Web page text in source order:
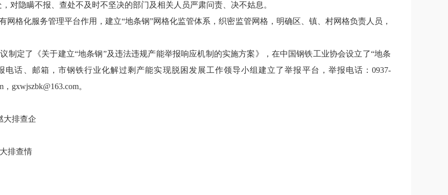
对隐瞒不报、查处不及时不坚决的部门及相关人员严肃问责、决不姑息。
网格化服务管理平台作用，建立“地条钢”网格化监管体系，织密监管网格，明确区、镇、村网格负责人员，
制定了《关于建立“地条钢”及违法违规产能举报响应机制的实施方案》，在中国钢铁工业协会设立了“地条
话、邮箱，市钢铁行业化解过剩产能实现脱困发展工作领导小组建立了举报平台，举报电话： 0937-
， gxwjszbk@163.com。
大排查企
排查情